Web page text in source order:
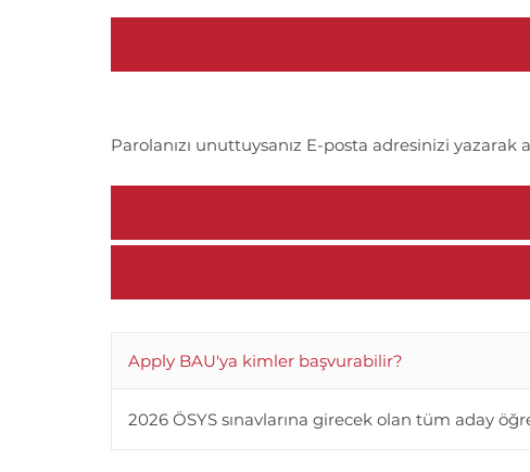
Parolanızı unuttuysanız E-posta adresinizi yazarak
Apply BAU'ya kimler başvurabilir?
2026 ÖSYS sınavlarına girecek olan tüm aday